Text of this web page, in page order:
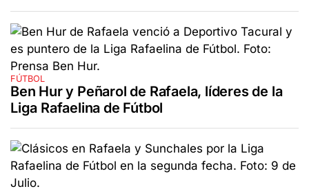
FÚTBOL
Ben Hur y Peñarol de Rafaela, líderes de la
Liga Rafaelina de Fútbol